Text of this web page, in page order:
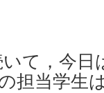
て，今日
担当学生